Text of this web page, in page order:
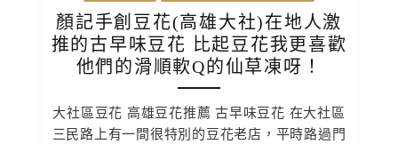
顏記手創豆花(高雄大社)在地人激
推的古早味豆花 比起豆花我更喜歡
他們的滑順軟Q的仙草凍呀！
大社區豆花 高雄豆花推薦 古早味豆花 在大社區
三民路上有一間很特別的豆花老店，平時路過門